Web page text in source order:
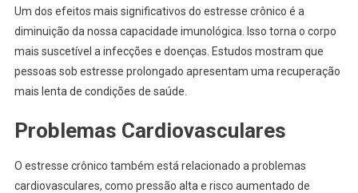
Um dos efeitos mais significativos do estresse crônico é a
diminuição da nossa capacidade imunológica. Isso torna o corpo
mais suscetível a infecções e doenças. Estudos mostram que
pessoas sob estresse prolongado apresentam uma recuperação
mais lenta de condições de saúde.
Problemas Cardiovasculares
O estresse crônico também está relacionado a problemas
cardiovasculares, como pressão alta e risco aumentado de